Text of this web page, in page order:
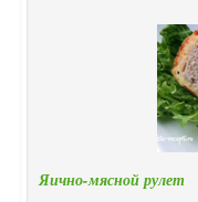
Яично-мясной рулет